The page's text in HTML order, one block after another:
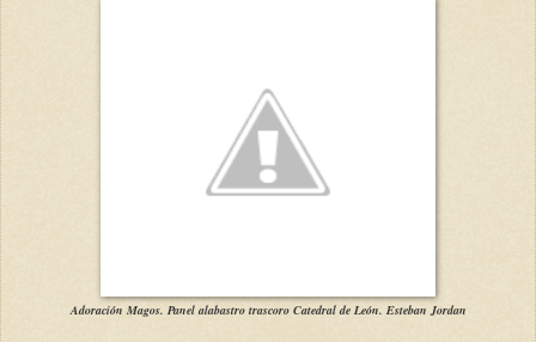
Adoración Magos. Panel alabastro trascoro Catedral de León. Esteban Jordan